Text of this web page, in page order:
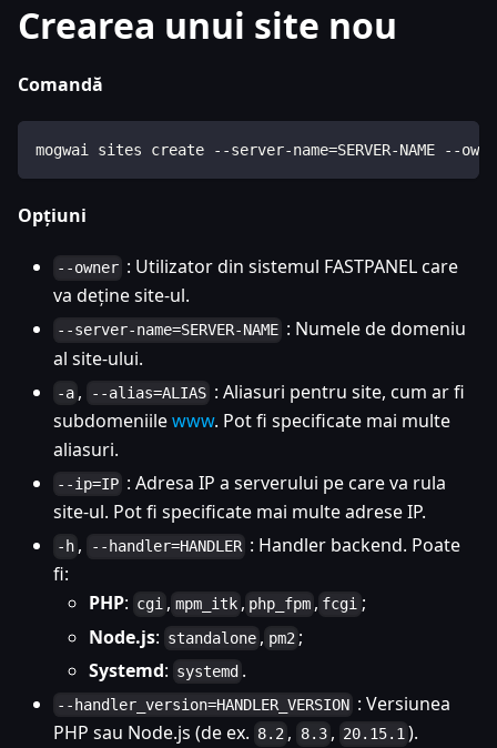
Crearea unui site nou
Comandă
mogwai sites create --server-name=SERVER-NAME --
Opțiuni
--owner : Utilizator din sistemul FASTPANEL care
va deține site-ul.
--server-name=SERVER-NAME : Numele de domeniu
al site-ului.
-a , --alias=ALIAS : Aliasuri pentru site, cum ar fi
subdomeniilewww. Pot fi specificate mai multe
aliasuri.
--ip=IP : Adresa IP a serverului pe care va rula
site-ul. Pot fi specificate mai multe adrese IP.
-h , --handler=HANDLER : Handler backend. Poate
fi:
PHP: cgi , mpm_itk , php_fpm , fcgi ;
Node.js: standalone , pm2 ;
Systemd: systemd .
--handler_version=HANDLER_VERSION : Versiunea
PHP sau Node.js (de ex. 8.2 , 8.3 , 20.15.1).